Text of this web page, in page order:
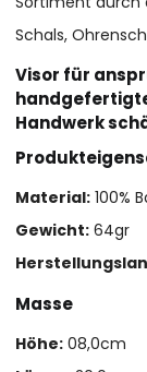
Schals,
Visor für
Handwerk
Material: 100%
Gewicht: 64gr
Masse
Höhe: 08,0cm